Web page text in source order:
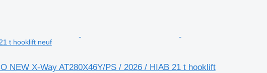
t hooklift neuf
NEW X-Way AT280X46Y/PS / 2026 / HIAB 21 t hooklift